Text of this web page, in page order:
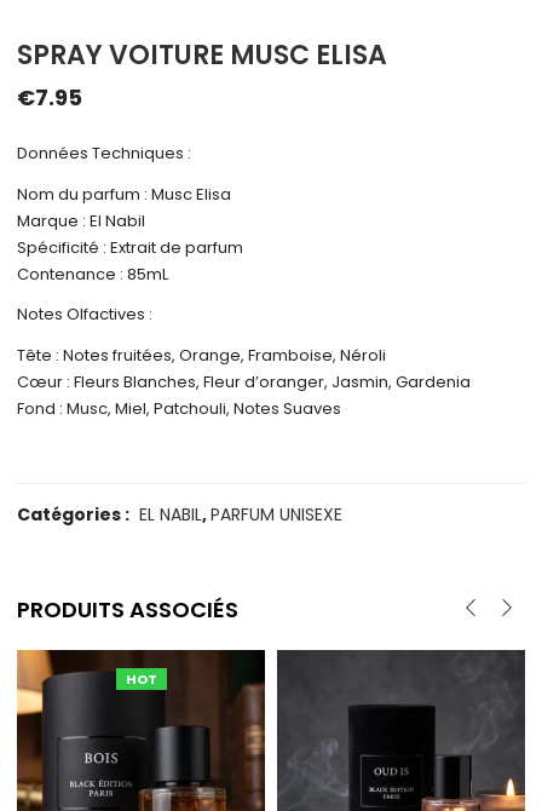
SPRAY VOITURE MUSC ELISA
€7.95
Données Techniques :
Nom du parfum : Musc Elisa
Marque : El Nabil
Spécificité : Extrait de parfum
Contenance : 85mL
Notes Olfactives :
Tête : Notes fruitées, Orange, Framboise, Néroli
Cœur : Fleurs Blanches, Fleur d’oranger, Jasmin, Gardenia
Fond : Musc, Miel, Patchouli, Notes Suaves
Catégories : EL NABIL,PARFUM UNISEXE
PRODUITS ASSOCIÉS
HOT